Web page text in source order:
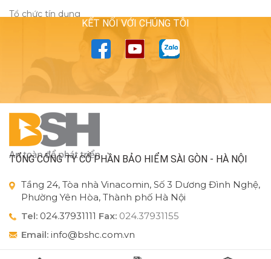
Tổ chức tín dụng
TỔNG CÔNG TY CỔ PHẦN BẢO HIỂM SÀI GÒN - HÀ NỘI
Tầng 24, Tòa nhà Vinacomin, Số 3 Dương Đình Nghệ,
Phường Yên Hòa, Thành phố Hà Nội
Tel: 024.37931111 Fax: 024.37931155
Email: info@bshc.com.vn
KẾT NỐI VỚI CHÚNG TÔI